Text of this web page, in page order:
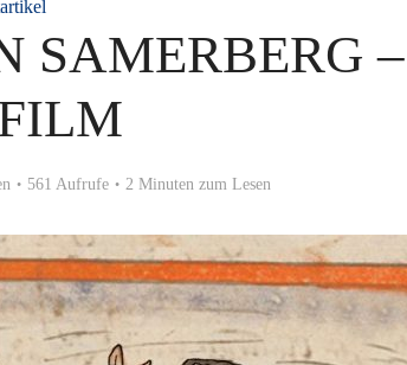
SAMERBERG –
561 Aufrufe 2 Minuten zum Lesen